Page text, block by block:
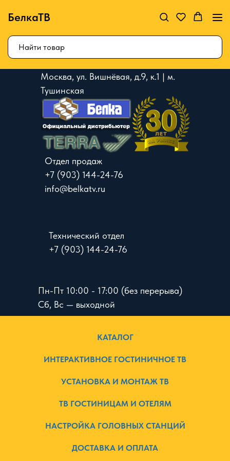
БелкаТВ
Москва, ул. Вишнёвая, д.9, к.1 | м.
Тушинская
Отдел продаж
+7 (903) 144-24-76
info@belkatv.ru
Пн-Пт 10:00 - 17:00 (без перерыва)
Сб, Вс — выходной
Технический отдел
+7 (903) 144-24-76
КАТАЛОГ
ИНТЕРАКТИВНОЕ ГОСТИНИЧНОЕ ТВ
УСТАНОВКА И МОНТАЖ ТВ
ТВ ГОСТИНИЦАМ И ОТЕЛЯМ
НАСТРОЙКА ГОЛОВНЫХ СТАНЦИЙ
ДОСТАВКА И ОПЛАТА